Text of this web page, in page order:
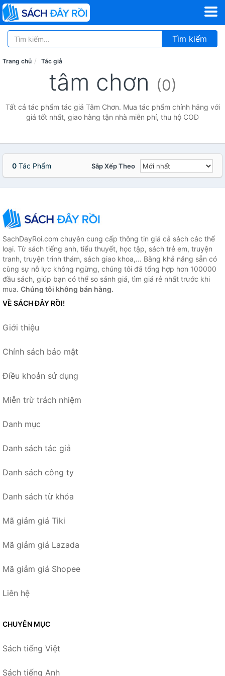
Tìm kiếm
Trang chủ Tác giả
tâm chơn (0)
Tất cả tác phẩm tác giả Tâm Chơn. Mua tác phẩm chính hãng với
giá tốt nhất, giao hàng tận nhà miễn phí, thu hộ COD
0 Tác Phẩm Sắp Xếp Theo
SachDayRoi.com chuyên cung cấp thông tin giá cả sách các thể
loại. Từ sách tiếng anh, tiểu thuyết, học tập, sách trẻ em, truyện
tranh, truyện trinh thám, sách giao khoa,... Bằng khả năng sẵn có
cùng sự nỗ lực không ngừng, chúng tôi đã tổng hợp hơn 100000
đầu sách, giúp bạn có thể so sánh giá, tìm giá rẻ nhất trước khi
mua. Chúng tôi không bán hàng.
VỀ SÁCH ĐÂY RỒI!
Giới thiệu
Chính sách bảo mật
Điều khoản sử dụng
Miễn trừ trách nhiệm
Danh mục
Danh sách tác giả
Danh sách công ty
Danh sách từ khóa
Mã giảm giá Tiki
Mã giảm giá Lazada
Mã giảm giá Shopee
Liên hệ
CHUYÊN MỤC
Sách tiếng Việt
Sách tiếng Anh